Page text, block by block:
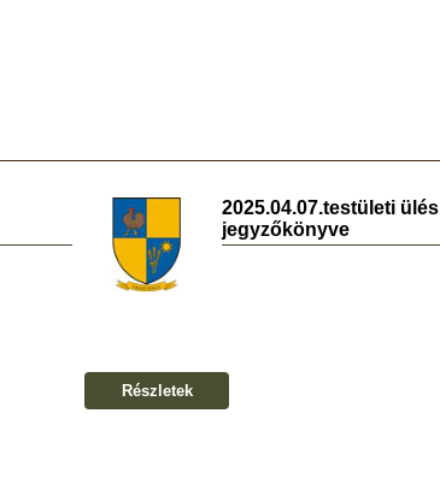
2025.04.07.testületi ülés
jegyzőkönyve
Részletek